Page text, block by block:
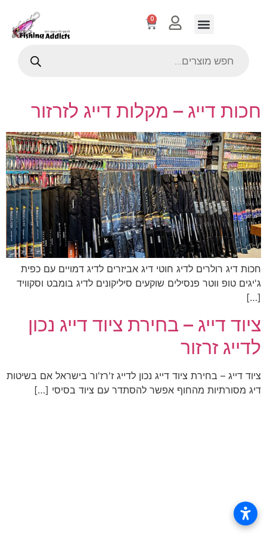
0
חכות דייג – מקלות דייג לזרזור
חכות דיג רולרים לדיג חוטי דיג אביזרים לדיג דמויים עם כפית
ג'יגים טופ ווטר פנסילים שוקעים סיליקונים לדיג בומבט וסקוויד
[…]
ציוד דייג – בחירת ציוד דייג נכון
לדייג זרזור
ציוד דייג – בחירת ציוד דייג נכון לדייג ז'רז'ור בישראל אם בשיטות
דיג מסורתיות מהחוף אפשר להסתדר עם ציוד בסיסי […]